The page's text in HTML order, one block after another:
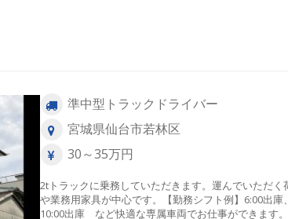
準中型トラックドライバー
宮城県仙台市若林区
30～35万円
2tトラックに乗務していただきます。運んでいただく
や業務用家具が中心です。【勤務シフト例】6:00出庫
10:00出庫 など快適な専属車両でお仕事ができます